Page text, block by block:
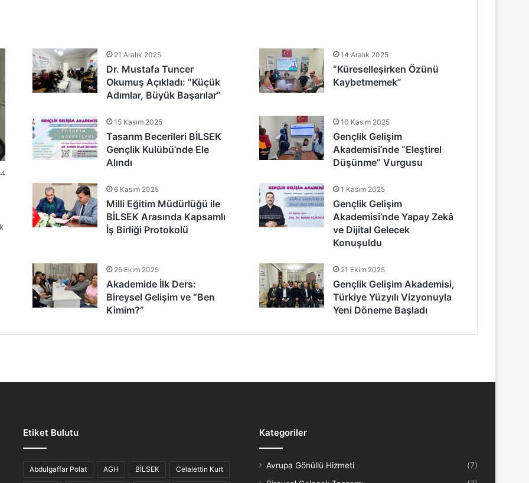
Teşekkür Belgeleriyle Tamamladı
Şöleni: Öğrenciler, Şair ve Ozanlarla Buluştu
Ahvali
21 Aralık 2025
Dr. Mustafa Tuncer
Okumuş Açıkladı: “Küçük
Adımlar, Büyük Başarılar”
14 Aralık 2025
“Küreselleşirken Özünü
Kaybetmemek”
15 Kasım 2025
Tasarım Becerileri BİLSEK
Gençlik Kulübü’nde Ele
Alındı
10 Kasım 2025
Gençlik Gelişim
Akademisi’nde “Eleştirel
Düşünme” Vurgusu
6 Kasım 2025
Milli Eğitim Müdürlüğü ile
BİLSEK Arasında Kapsamlı
İş Birliği Protokolü
1 Kasım 2025
Gençlik Gelişim
Akademisi’nde Yapay Zekâ
ve Dijital Gelecek
Konuşuldu
25 Ekim 2025
Akademide İlk Ders:
Bireysel Gelişim ve “Ben
Kimim?”
21 Ekim 2025
Gençlik Gelişim Akademisi,
Türkiye Yüzyılı Vizyonuyla
Yeni Döneme Başladı
Etiket Bulutu
Abdulgaffar Polat AGH BİLSEK Celalettin Kurt
Kategoriler
Avrupa Gönüllü Hizmeti
(7)